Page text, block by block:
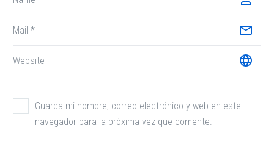
Guarda mi nombre, correo electrónico y web en este
navegador para la próxima vez que comente.